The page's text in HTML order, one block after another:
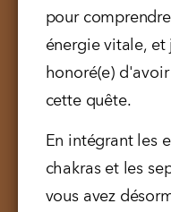
pour
énergie vitale,
honoré(e)
cette quête.
En intégrant les
chakras et les
vous avez